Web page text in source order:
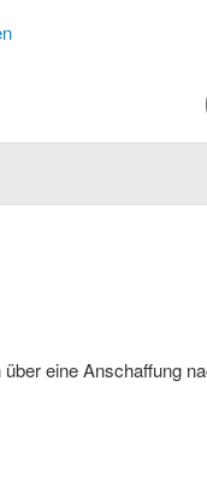
eine Anschaffung